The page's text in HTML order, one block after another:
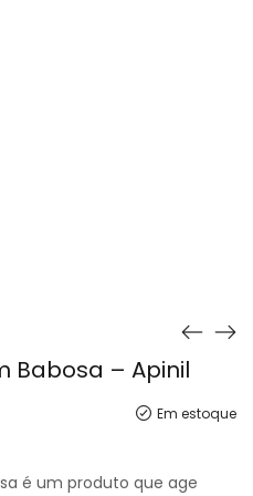
Babosa – Apinil
Em estoque
é um produto que age